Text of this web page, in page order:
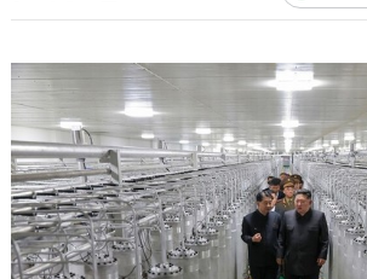
リ
ク
다
른
나
라
사
이